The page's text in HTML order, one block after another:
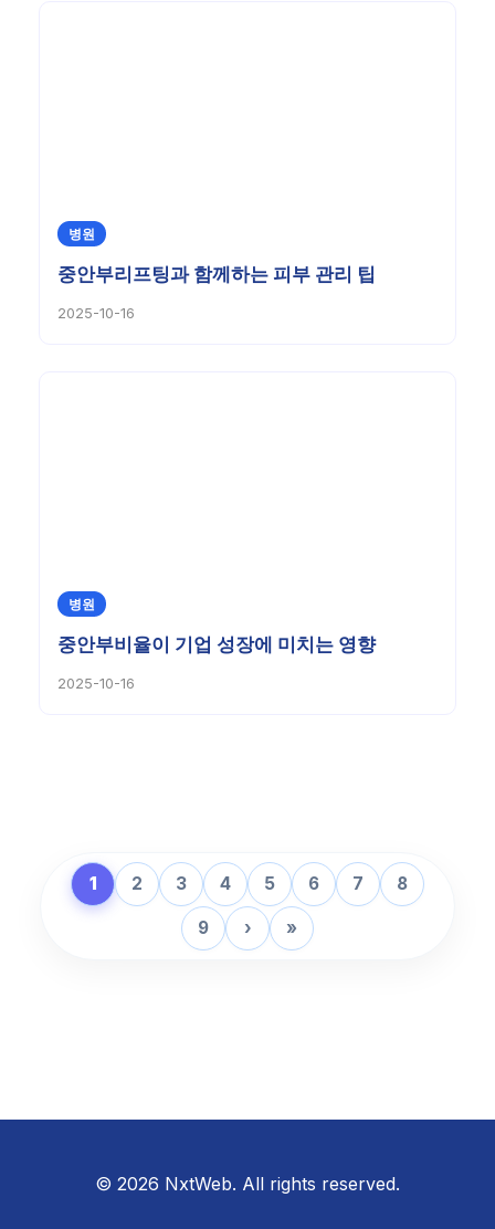
병원
중안부리프팅과 함께하는 피부 관리 팁
2025-10-16
병원
중안부비율이 기업 성장에 미치는 영향
2025-10-16
1 2 3 4 5 6 7 8
9 › »
© 2026 NxtWeb. All rights reserved.